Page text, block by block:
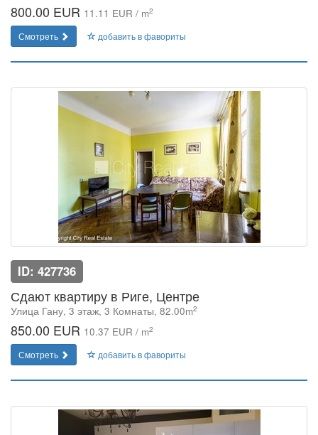
800.00 EUR 11.11 EUR / m2
Смотреть добавить в фавориты
ID: 427736
Сдают квартиру в Риге, Центре
Улица Гану, 3 этаж, 3 Комнаты, 82.00m2
850.00 EUR 10.37 EUR / m2
Смотреть добавить в фавориты